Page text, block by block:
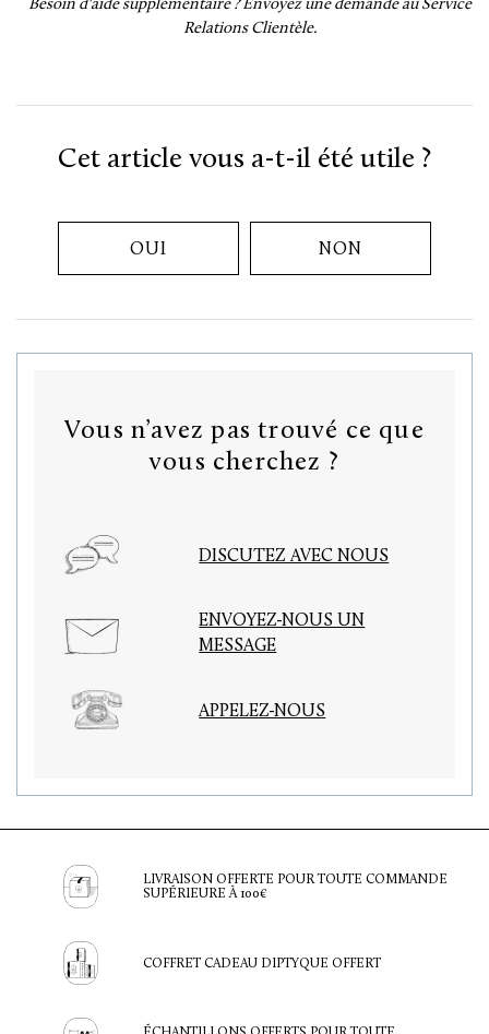
Relations Clientèle.
Cet article vous a-t-il été utile ?
OUI NON
Vous n’avez pas trouvé ce que
vous cherchez ?
DISCUTEZ AVEC NOUS
ENVOYEZ-NOUS UN
MESSAGE
APPELEZ-NOUS
LIVRAISON OFFERTE POUR TOUTE COMMANDE
SUPÉRIEURE À 100€
COFFRET CADEAU DIPTYQUE OFFERT